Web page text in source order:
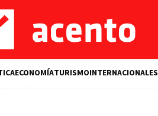
ECONOMÍATURISMOINTERNACIONALES